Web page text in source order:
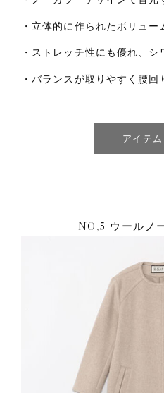
・立体的に作られたボリュー
・ストレッチ性にも優れ、シ
・バランスが取りやすく腰
アイテ
NO,5 ウールノ